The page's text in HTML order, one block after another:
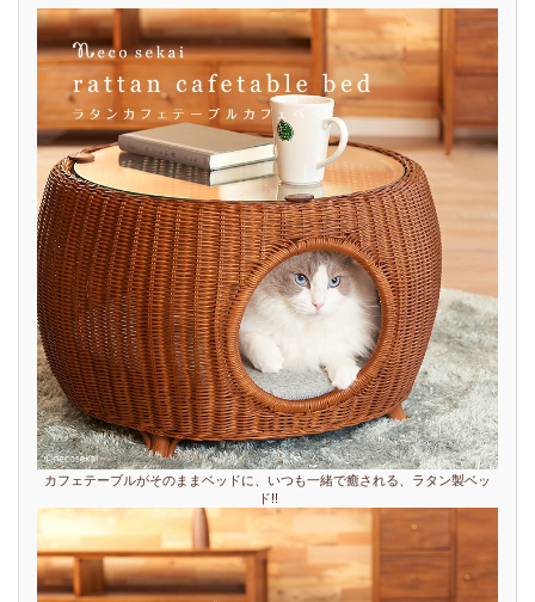
カフェテーブルがそのままベッドに、いつも一緒で癒される、ラタン製ベッ
ド!!